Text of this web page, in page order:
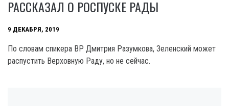
РАССКАЗАЛ О РОСПУСКЕ РАДЫ
9 ДЕКАБРЯ, 2019
По словам спикера ВР Дмитрия Разумкова, Зеленский может
распустить Верховную Раду, но не сейчас.